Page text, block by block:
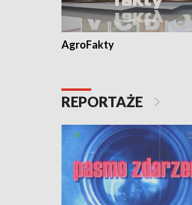
AgroFakty
REPORTAŻE